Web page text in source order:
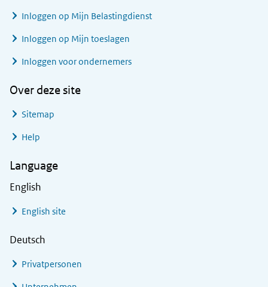
Inloggen op Mijn Belastingdienst
Inloggen op Mijn toeslagen
Inloggen voor ondernemers
Over deze site
Sitemap
Help
Language
English
English site
Deutsch
Privatpersonen